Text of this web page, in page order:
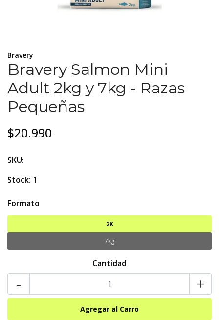
Bravery
Bravery Salmon Mini
Adult 2kg y 7kg - Razas
Pequeñas
$20.990
SKU:
Stock: 1
Formato
2K
7kg
Cantidad
- +